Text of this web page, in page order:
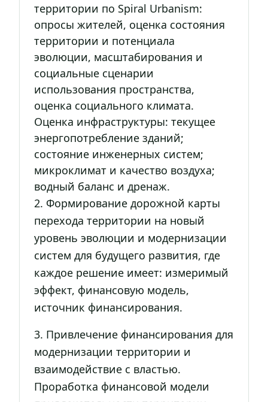
территории по Spiral Urbanism:
опросы жителей, оценка состояния
территории и потенциала
эволюции, масштабирования и
социальные сценарии
использования пространства,
оценка социального климата.
Оценка инфраструктуры: текущее
энергопотребление зданий;
состояние инженерных систем;
микроклимат и качество воздуха;
водный баланс и дренаж.
2. Формирование дорожной карты
перехода территории на новый
уровень эволюции и модернизации
систем для будущего развития, где
каждое решение имеет: измеримый
эффект, финансовую модель,
источник финансирования.
3. Привлечение финансирования для
модернизации территории и
взаимодействие с властью.
Проработка финансовой модели